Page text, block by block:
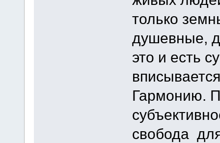
только
душевные,
это и есть
Гармонию.
свобода